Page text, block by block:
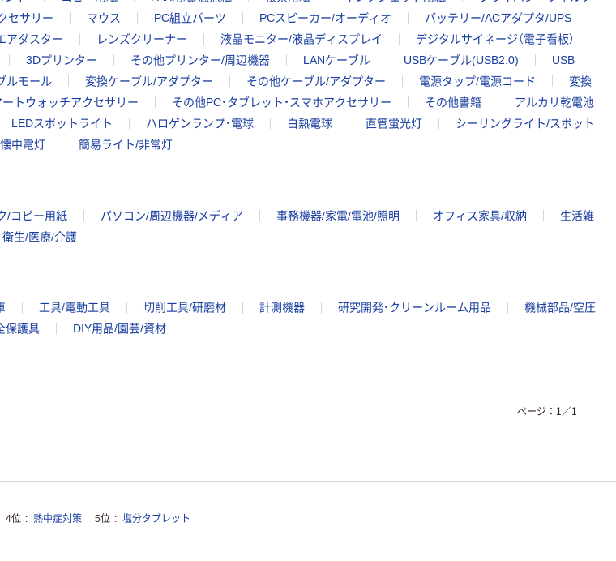
セサリー マウス PC組立パーツ PCスピーカー/オーディオ
バッテリー/ACアダプタ/UPS
アダスター レンズクリーナー 液晶モニター/液晶ディスプレイ
デジタルサイネージ（電子看板）
3Dプリンター その他プリンター/周辺機器 LANケーブル USBケーブル(USB2.0)
USB
ルモール 変換ケーブル/アダプター その他ケーブル/アダプター 電源タップ/電源コード
変換
トウォッチアクセサリー その他PC・タブレット・スマホアクセサリー その他書籍
アルカリ乾電池
LEDスポットライト ハロゲンランプ・電球 白熱電球 直管蛍光灯
シーリングライト/スポット
懐中電灯 簡易ライト/非常灯
/コピー用紙 パソコン/周辺機器/メディア 事務機器/家電/電池/照明 オフィス家具/収納
生活雑
衛生/医療/介護
工具/電動工具 切削工具/研磨材 計測機器 研究開発・クリーンルーム用品
機械部品/空圧
保護具 DIY用品/園芸/資材
ページ： 1／1
4位 熱中症対策 5位 塩分タブレット